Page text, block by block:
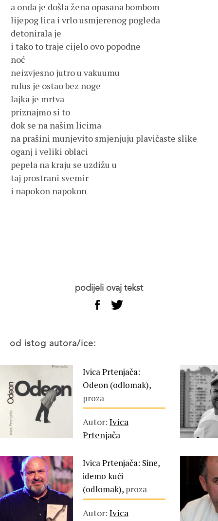
a onda je došla žena opasana bombom
lijepog lica i vrlo usmjerenog pogleda
detonirala je
i tako to traje cijelo ovo popodne
noć
neizvjesno jutro u vakuumu
rufus je ostao bez noge
lajka je mrtva
priznajmo si to
dok se na našim licima
na prašini munjevito smjenjuju plavičaste slike
oganj i veliki oblaci
pepela na kraju se uzdižu u
taj prostrani svemir
i napokon napokon
podijeli ovaj tekst
od istog autora/ice:
Ivica Prtenjača:
Odeon (odlomak),
proza
Autor: Ivica
Prtenjača
Ivica Prtenjača: Sine,
idemo kući
(odlomak), proza
Autor: Ivica